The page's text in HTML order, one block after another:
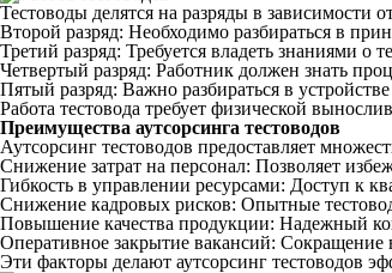
Тестоводы делятся на разряды в зависимости
Второй разряд: Необходимо разбираться в
Третий разряд: Требуется владеть знаниями о
Четвертый разряд: Работник должен знать
Пятый разряд: Важно разбираться в
Работа тестовода требует физической
Преимущества аутсорсинга тестоводов
Аутсорсинг тестоводов предоставляет
Снижение затрат на персонал: Позволяет
Гибкость в управлении ресурсами: Доступ к
Снижение кадровых рисков: Опытные
Повышение качества продукции: Надежный
Оперативное закрытие вакансий: Сокращение
Эти факторы делают аутсорсинг тестоводов